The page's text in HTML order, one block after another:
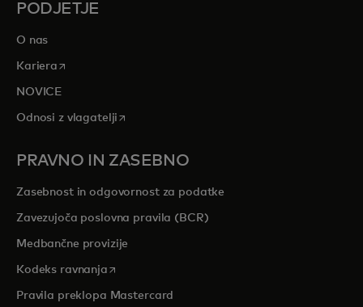
PODJETJE
O nas
Kariera opens in a new tab
NOVICE
Odnosi z vlagatelji opens in a new tab
PRAVNO IN ZASEBNO
Zasebnost in odgovornost za podatke
Zavezujoča poslovna pravila (BCR)
Medbančne provizije
Kodeks ravnanjaopens in a new tab
Pravila preklopa Mastercard